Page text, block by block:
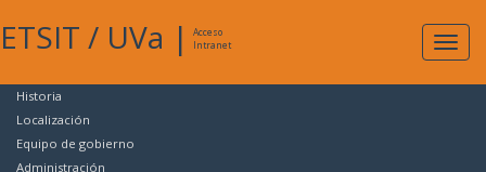
ETSIT / UVa |
Acceso
Intranet
Historia
Localización
Equipo de gobierno
Administración